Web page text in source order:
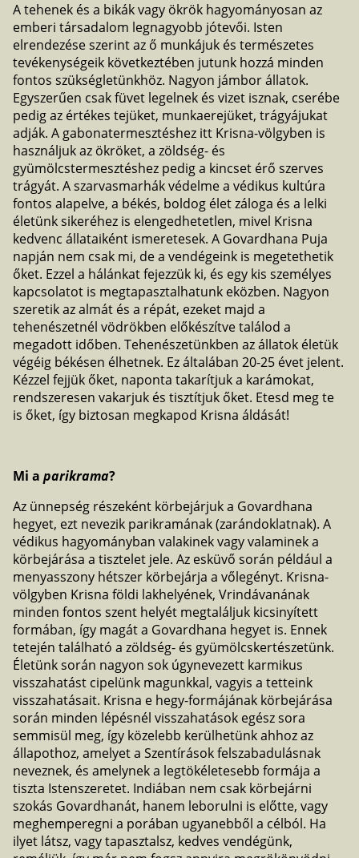
A tehenek és a bikák vagy ökrök hagyományosan az
emberi társadalom legnagyobb jótevői. Isten
elrendezése szerint az ő munkájuk és természetes
tevékenységeik következtében jutunk hozzá minden
fontos szükségletünkhöz. Nagyon jámbor állatok.
Egyszerűen csak füvet legelnek és vizet isznak, cserébe
pedig az értékes tejüket, munkaerejüket, trágyájukat
adják. A gabonatermesztéshez itt Krisna-völgyben is
használjuk az ökröket, a zöldség- és
gyümölcstermesztéshez pedig a kincset érő szerves
trágyát. A szarvasmarhák védelme a védikus kultúra
fontos alapelve, a békés, boldog élet záloga és a lelki
életünk sikeréhez is elengedhetetlen, mivel Krisna
kedvenc állataiként ismeretesek. A Govardhana Puja
napján nem csak mi, de a vendégeink is megetethetik
őket. Ezzel a hálánkat fejezzük ki, és egy kis személyes
kapcsolatot is megtapasztalhatunk eközben. Nagyon
szeretik az almát és a répát, ezeket majd a
tehenészetnél vödrökben előkészítve találod a
megadott időben. Tehenészetünkben az állatok életük
végéig békésen élhetnek. Ez általában 20-25 évet jelent.
Kézzel fejjük őket, naponta takarítjuk a karámokat,
rendszeresen vakarjuk és tisztítjuk őket. Etesd meg te
is őket, így biztosan megkapod Krisna áldását!
Mi a parikrama?
Az ünnepség részeként körbejárjuk a Govardhana
hegyet, ezt nevezik parikramának (zarándoklatnak). A
védikus hagyományban valakinek vagy valaminek a
körbejárása a tisztelet jele. Az esküvő során például a
menyasszony hétszer körbejárja a vőlegényt. Krisna-
völgyben Krisna földi lakhelyének, Vrindávanának
minden fontos szent helyét megtaláljuk kicsinyített
formában, így magát a Govardhana hegyet is. Ennek
tetején található a zöldség- és gyümölcskertészetünk.
Életünk során nagyon sok úgynevezett karmikus
visszahatást cipelünk magunkkal, vagyis a tetteink
visszahatásait. Krisna e hegy-formájának körbejárása
során minden lépésnél visszahatások egész sora
semmisül meg, így közelebb kerülhetünk ahhoz az
állapothoz, amelyet a Szentírások felszabadulásnak
neveznek, és amelynek a legtökéletesebb formája a
tiszta Istenszeretet. Indiában nem csak körbejárni
szokás Govardhanát, hanem leborulni is előtte, vagy
meghemperegni a porában ugyanebből a célból. Ha
ilyet látsz, vagy tapasztalsz, kedves vendégünk,